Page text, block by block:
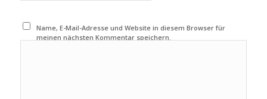
Name, E-Mail-Adresse und Website in diesem Browser für
meinen nächsten Kommentar speichern.